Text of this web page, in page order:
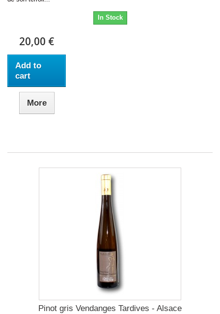
In Stock
20,00 €
Add to
cart
More
Pinot gris Vendanges Tardives - Alsace